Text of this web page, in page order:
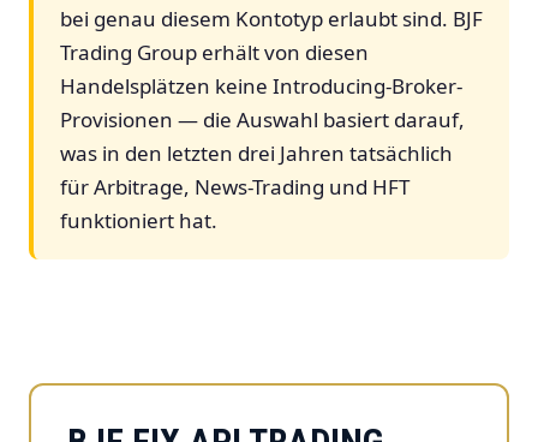
bei genau diesem Kontotyp erlaubt sind. BJF
Trading Group erhält von diesen
Handelsplätzen keine Introducing-Broker-
Provisionen — die Auswahl basiert darauf,
was in den letzten drei Jahren tatsächlich
für Arbitrage, News-Trading und HFT
funktioniert hat.